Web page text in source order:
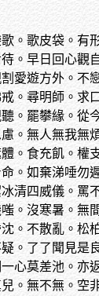
。歌皮袋。有
。早日回心觀
愛遊方外。不
。尋明師。求
。罷攀緣。從
。無人無我無
。食充飢。權
。如棄涕唾勿
清四威儀。罵
。沒寒暑。無
。不散亂。松
。了了聞見是
心莫差池。亦
。無不無。空